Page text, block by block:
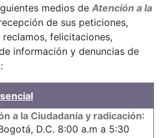
medios de Atención a la
de sus peticiones,
reclamos, felicitaciones,
información y denuncias de
a la Ciudadanía y radicación:
D.C. 8:00 a.m a 5:30